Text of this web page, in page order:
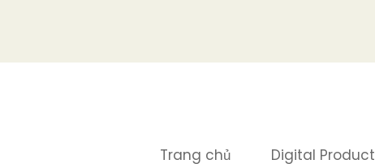
Trang chủ Digital Product